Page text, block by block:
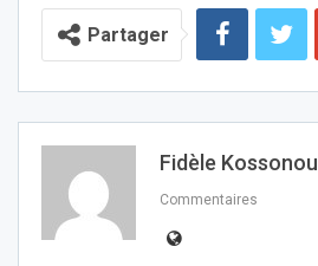
Partager
Fidèle Kossonou
Commentaires